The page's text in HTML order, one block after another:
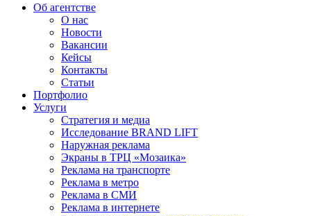
Об агентстве
О нас
Новости
Вакансии
Кейсы
Контакты
Статьи
Портфолио
Услуги
Стратегия и медиа
Исследование BRAND LIFT
Наружная реклама
Экраны в ТРЦ «Мозаика»
Реклама на транспорте
Реклама в метро
Реклама в СМИ
Реклама в интернете